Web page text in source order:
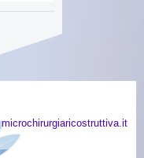
microchirurgiaricostruttiva.it